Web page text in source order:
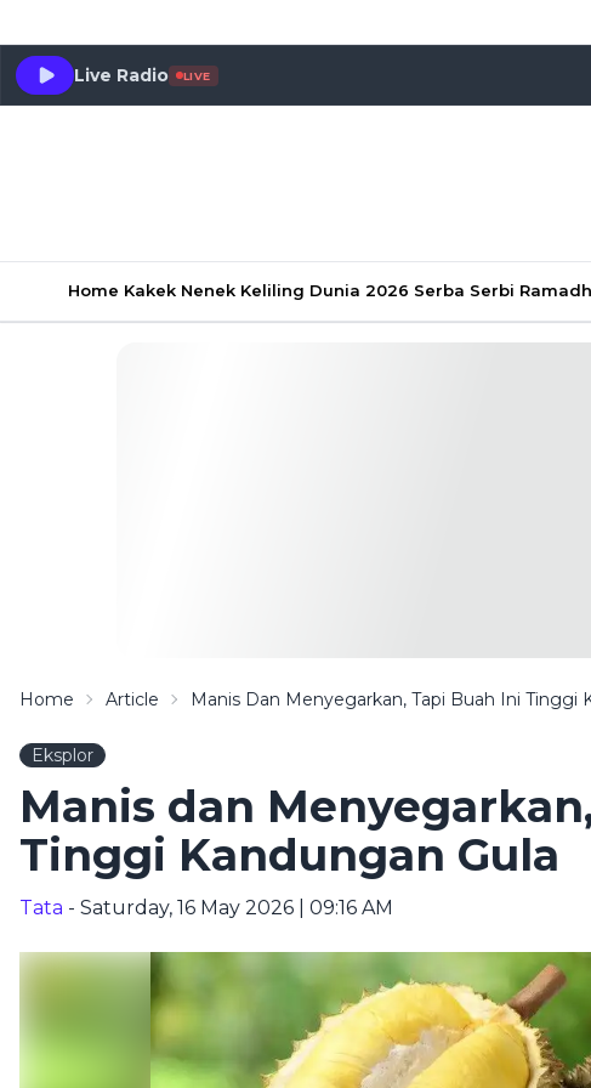
Live Radio LIVE
Home Kakek Nenek Keliling Dunia 2026 Serba Serbi
Home Article Manis Dan Menyegarkan, Tapi Buah Ini Tinggi
Eksplor
Manis dan
Tinggi Kandungan Gula
Tata - Saturday, 16 May 2026 | 09:16 AM